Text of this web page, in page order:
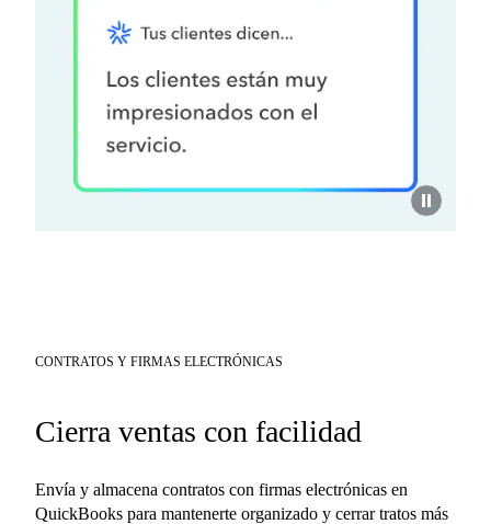
CONTRATOS Y FIRMAS ELECTRÓNICAS
Cierra ventas con facilidad
Envía y almacena contratos con firmas electrónicas en
QuickBooks para mantenerte organizado y cerrar tratos más